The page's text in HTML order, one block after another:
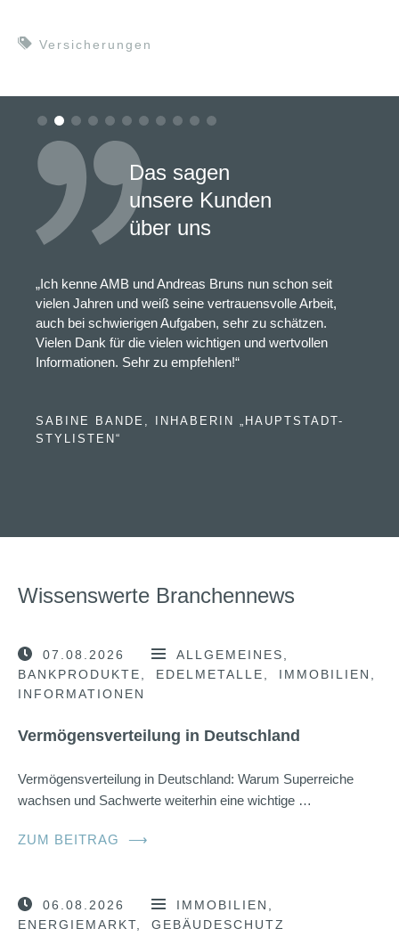
Versicherungen
Das sagen
unsere Kunden
über uns
„Ich kenne AMB und Andreas Bruns nun schon seit
vielen Jahren und weiß seine vertrauensvolle Arbeit,
auch bei schwierigen Aufgaben, sehr zu schätzen.
Vielen Dank für die vielen wichtigen und wertvollen
Informationen. Sehr zu empfehlen!“
SABINE BANDE, INHABERIN „HAUPTSTADT-
STYLISTEN“
Wissenswerte Branchennews
07.08.2026
ALLGEMEINES
BANKPRODUKTE
EDELMETALLE
IMMOBILIEN
INFORMATIONEN
Vermögensverteilung in Deutschland
Vermögensverteilung in Deutschland: Warum Superreiche
wachsen und Sachwerte weiterhin eine wichtige …
ZUM BEITRAG ⟶
06.08.2026
IMMOBILIEN
ENERGIEMARKT
GEBÄUDESCHUTZ